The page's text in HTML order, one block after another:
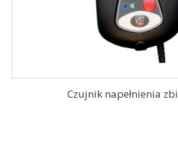
Czujnik napełnienia